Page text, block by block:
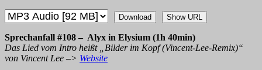
Download Show URL
Sprechanfall #108 – Alyx in Elysium (1h 40min)
Das Lied vom Intro heißt „Bilder im Kopf (Vincent-Lee-Remix)“
von Vincent Lee –> Website